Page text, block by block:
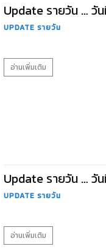
Update รายวัน … วั
UPDATE รายวัน
อ่านเพิ่มเติม
Update รายวัน … วั
UPDATE รายวัน
อ่านเพิ่มเติม